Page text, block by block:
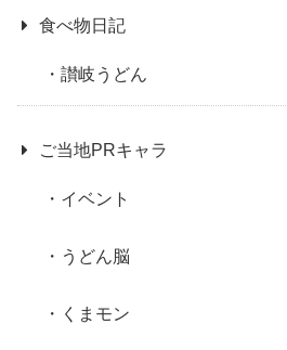
食べ物日記
讃岐うどん
ご当地PRキャラ
イベント
うどん脳
くまモン